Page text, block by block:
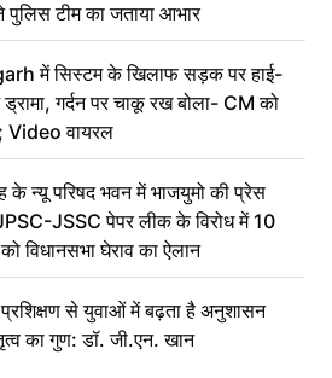
पुलिस टीम का जताया आभार
में सिस्टम के खिलाफ सड़क पर हाई-
गर्दन पर चाकू रख बोला- CM को
Video वायरल
के न्यू परिषद भवन में भाजयुमो की प्रेस
JPSC-JSSC पेपर लीक के विरोध में 10
विधानसभा घेराव का ऐलान
से युवाओं में बढ़ता है अनुशासन
का गुण: डॉ. जी.एन. खान